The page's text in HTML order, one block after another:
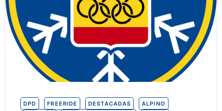
DPD FREERIDE DESTACADAS
ALPINO